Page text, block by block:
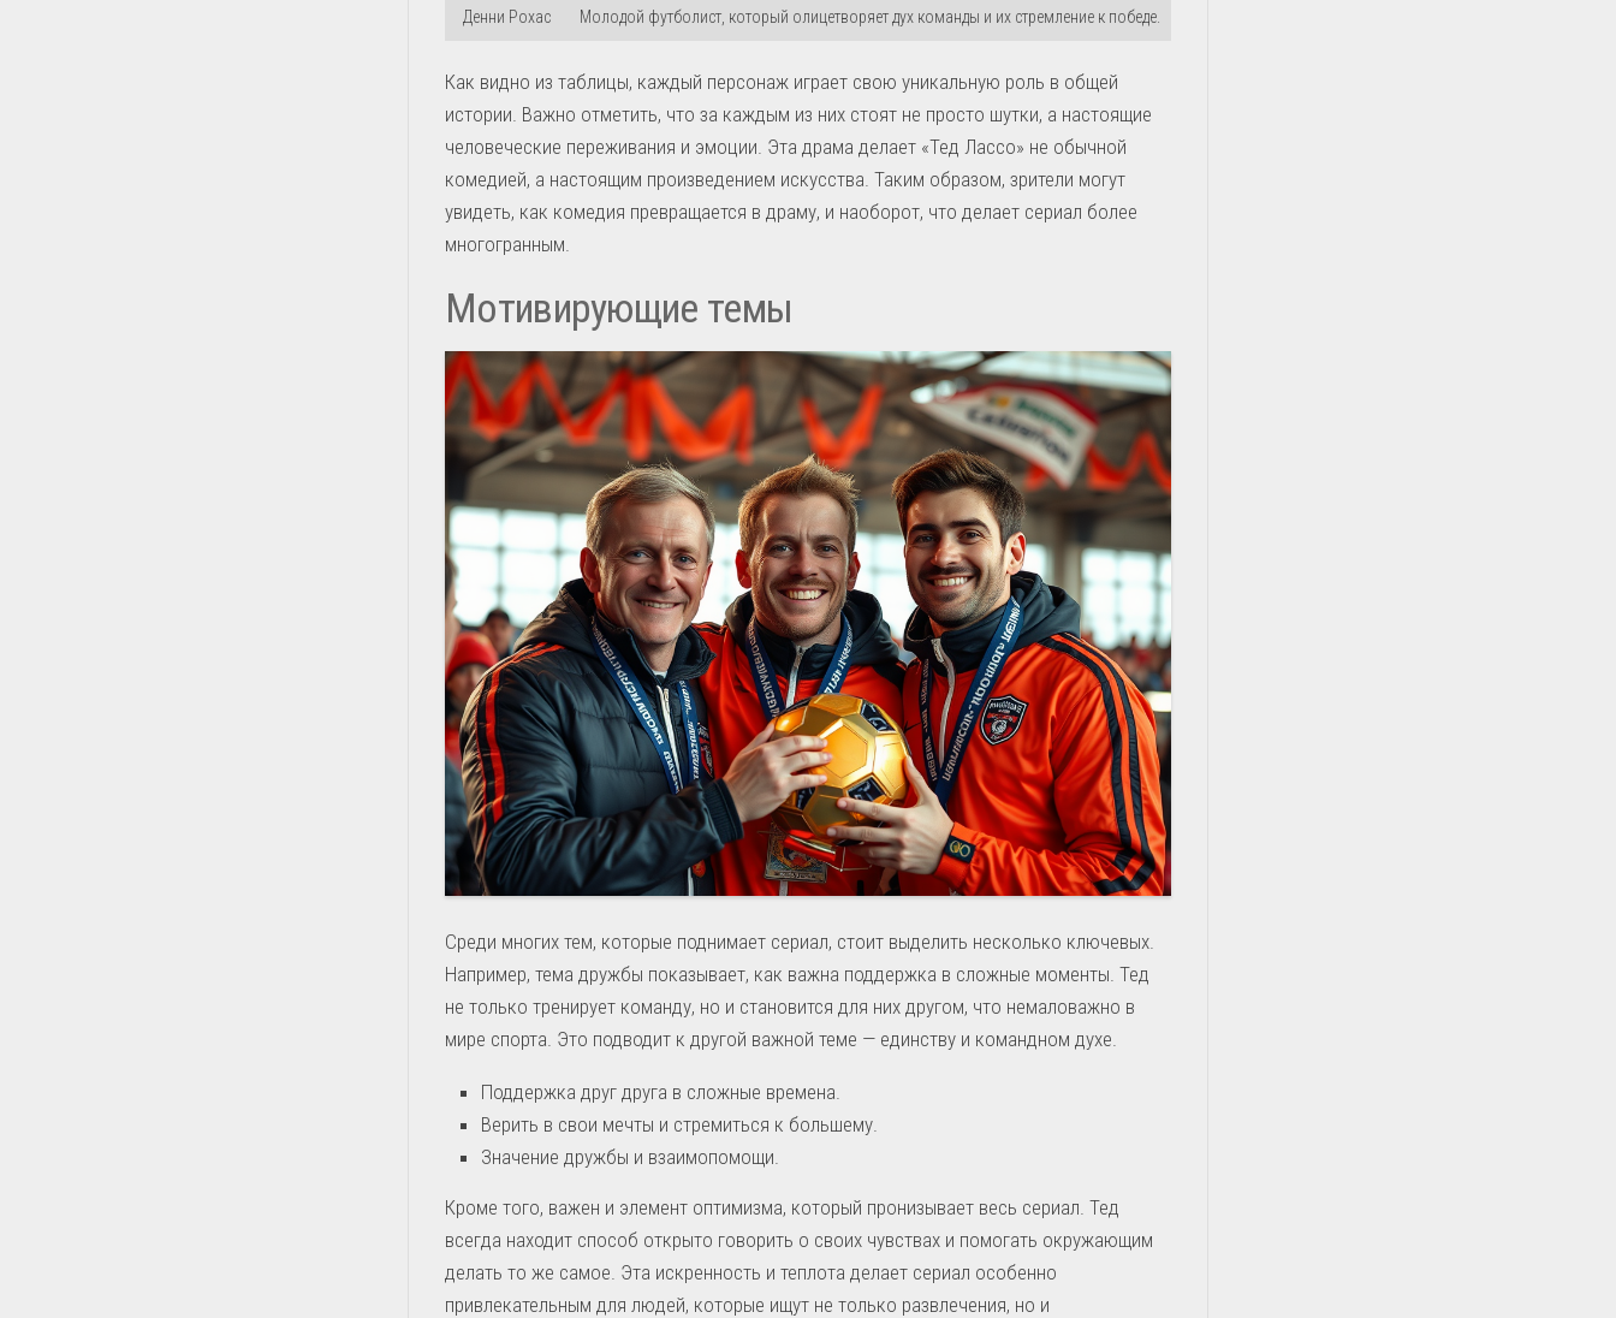
Денни Рохас Молодой футболист, который олицетворяет дух команды и их стремление к победе.
Как видно из таблицы, каждый персонаж играет свою уникальную роль в общей
истории. Важно отметить, что за каждым из них стоят не просто шутки, а настоящие
человеческие переживания и эмоции. Эта драма делает «Тед Лассо» не обычной
комедией, а настоящим произведением искусства. Таким образом, зрители могут
увидеть, как комедия превращается в драму, и наоборот, что делает сериал более
многогранным.
Мотивирующие темы
Среди многих тем, которые поднимает сериал, стоит выделить несколько ключевых.
Например, тема дружбы показывает, как важна поддержка в сложные моменты. Тед
не только тренирует команду, но и становится для них другом, что немаловажно в
мире спорта. Это подводит к другой важной теме — единству и командном духе.
Поддержка друг друга в сложные времена.
Верить в свои мечты и стремиться к большему.
Значение дружбы и взаимопомощи.
Кроме того, важен и элемент оптимизма, который пронизывает весь сериал. Тед
всегда находит способ открыто говорить о своих чувствах и помогать окружающим
делать то же самое. Эта искренность и теплота делает сериал особенно
привлекательным для людей, которые ищут не только развлечения, но и